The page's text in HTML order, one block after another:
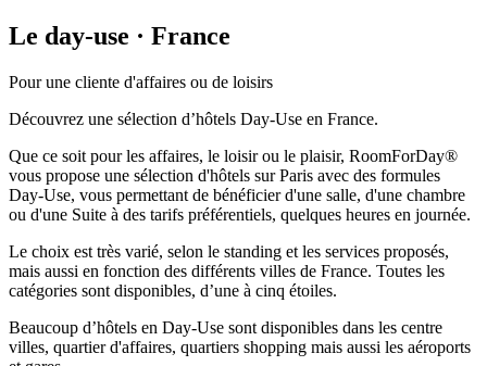
Le day-use · France
Pour une cliente d'affaires ou de loisirs
Découvrez une sélection d’hôtels Day-Use en France.
Que ce soit pour les affaires, le loisir ou le plaisir, RoomForDay®
vous propose une sélection d'hôtels sur Paris avec des formules
Day-Use, vous permettant de bénéficier d'une salle, d'une chambre
ou d'une Suite à des tarifs préférentiels, quelques heures en journée.
Le choix est très varié, selon le standing et les services proposés,
mais aussi en fonction des différents villes de France. Toutes les
catégories sont disponibles, d’une à cinq étoiles.
Beaucoup d’hôtels en Day-Use sont disponibles dans les centre
villes, quartier d'affaires, quartiers shopping mais aussi les aéroports